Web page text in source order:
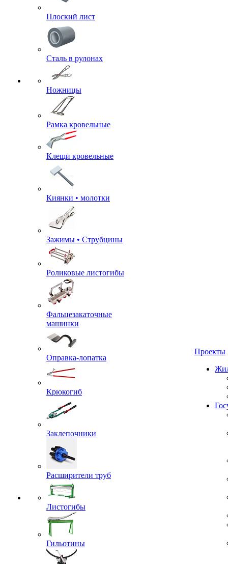
Плоский лист
Сталь в рулонах
Ножницы
Рамка кровельные
Клещи кровельные
Киянки • молотки
Зажимы • Струбцины
Роликовые листогибы
Фальцезакаточные
машинки
Оправка-лопатка
Крюкогиб
Заклепочники
Расширители труб
Листогибы
Гильотины